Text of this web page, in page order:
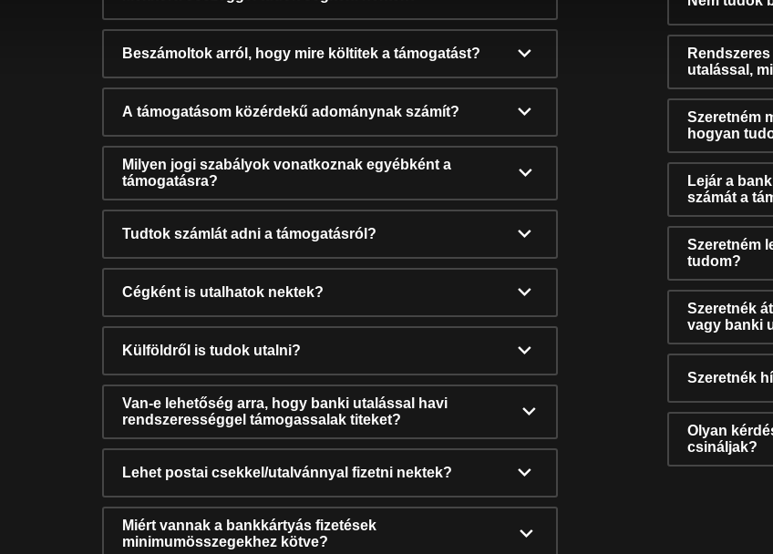
Beszámoltok arról, hogy mire költitek a támogatást?
A támogatásom közérdekű adománynak számít?
Milyen jogi szabályok vonatkoznak egyébként a
támogatásra?
Tudtok számlát adni a támogatásról?
Cégként is utalhatok nektek?
Külföldről is tudok utalni?
Van-e lehetőség arra, hogy banki utalással havi
rendszerességgel támogassalak titeket?
Lehet postai csekkel/utalvánnyal fizetni nektek?
Miért vannak a bankkártyás fizetések
minimumösszegekhez kötve?
utalással,
Szeretném
hogyan
Lejár a
számát a
Szeretném
tudom?
Szeretnék
vagy banki
Szeretnék
Olyan
csináljak?